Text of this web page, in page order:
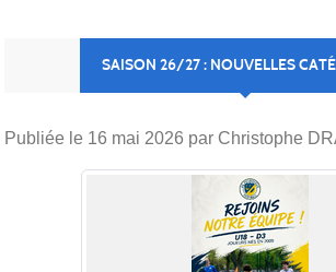
SAISON 26/27 : NOUVELLES
Publiée le 16 mai 2026 par Christophe